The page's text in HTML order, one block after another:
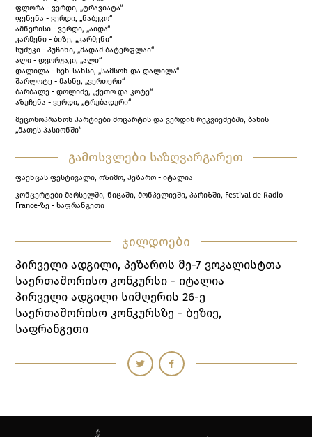
ფლორა - ვერდი, „ტრავიატა“
ფენენა - ვერდი, „ნაბუკო“
ამნერისი - ვერდი, „აიდა“
კარმენი - ბიზე, „კარმენი“
სუძუკი - პუჩინი, „მადამ ბატერფლაი“
ალი - დვორჟაკი, „ალი“
დალილა - სენ-სანსი, „სამსონ და დალილა“
შარლოტე - მასნე, „ვერთერი“
ბარბალე - დოლიძე, „ქეთო და კოტე“
აზუჩენა - ვერდი, „ტრუბადური“
მეცოსოპრანოს პარტიები მოცარტის და ვერდის რეკვიემებში, ბახის
„მათეს პასიონში“
გამოსვლები საზღვარგარეთ
ფაენცას ფესტივალი, ოზიმო, პეზარო - იტალია
კონცერტები მარსელში, ნიცაში, მონპელიეში, პარიზში, Festival de Radio
France-ზე - საფრანგეთი
ჯილდოები
Პირველი Ადგილი, Პეზაროს Მე-7 Ვოკალისტთა
Საერთაშორისო Კონკურსი - Იტალია
Პირველი Ადგილი Სიმღერის26-ე
Საერთაშორისო Კონკურსზე - Ბეზიე,
Საფრანგეთი